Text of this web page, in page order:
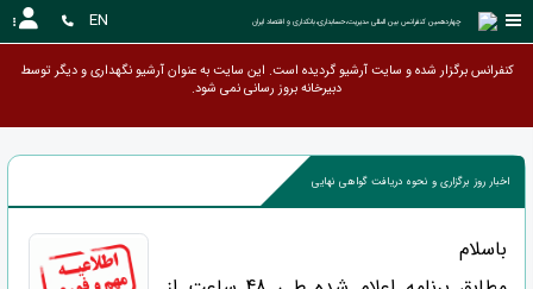
چهاردهمین کنفرانس بین المللی مدیریت،حسابداری،بانکداری و اقتصاد ایران EN
کنفرانس برگزار شده و سایت آرشیو گردیده است. این سایت به عنوان آرشیو نگهداری و دیگر توسط
دبیرخانه بروز رسانی نمی شو
اخبار روز برگزاری و نحوه دریافت گواهی نهایی
باسلام